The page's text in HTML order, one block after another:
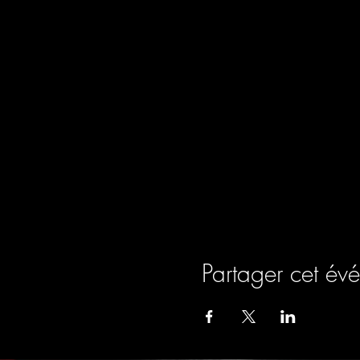
Partager cet